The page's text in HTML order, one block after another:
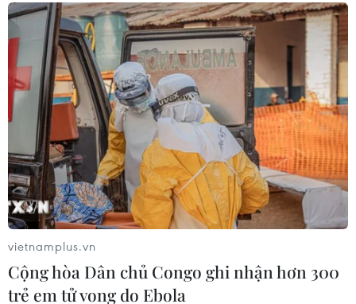
vietnamplus.vn
Cộng hòa Dân chủ Congo ghi nhận hơn 300
trẻ em tử vong do Ebola